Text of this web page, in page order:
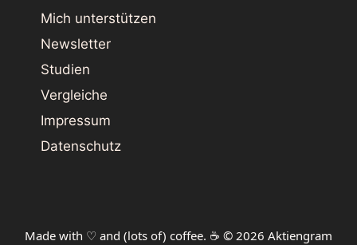
Mich unterstützen
Newsletter
Studien
Vergleiche
Impressum
Datenschutz
Made with ♡ and (lots of) coffee. ☕️ © 2026 Aktiengram